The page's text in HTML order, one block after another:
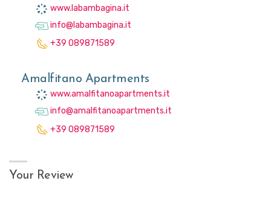
www.labambagina.it
info@labambagina.it
+39 089871589
Amalfitano Apartments
www.amalfitanoapartments.it
info@amalfitanoapartments.it
+39 089871589
Your Review